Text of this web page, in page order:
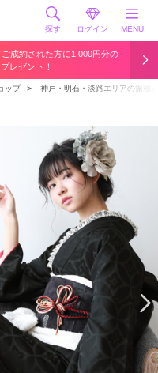
探す ログイン MENU
成約された方に1,000円分の
レゼント！
ップ ＞ 神戸・明石・淡路エリアの振袖